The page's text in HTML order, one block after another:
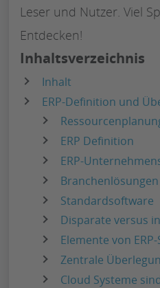
Leser und Nutzer. Viel
Entdecken!
Inhaltsverzeichnis
Inhalt
ERP-Definition und
ERP Definition
ERP-
Branchenlösungen
Standardsoftware
Disparate versus
Elemente von
Zentrale
Cloud Systeme